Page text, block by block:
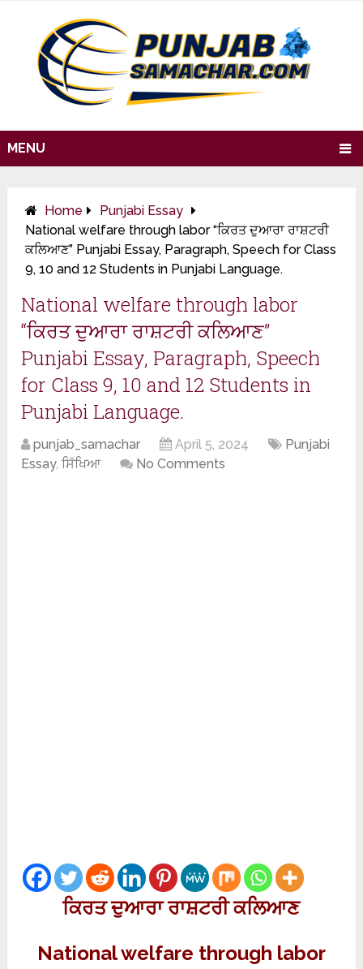
MENU
Home
Punjabi Essay
National welfare through labor “ਕਿਰਤ ਦੁਆਰਾ ਰਾਸ਼ਟਰੀ
ਕਲਿਆਣ” Punjabi Essay, Paragraph, Speech for Class
9, 10 and 12 Students in Punjabi Language.
National welfare through labor
“ਕਿਰਤ ਦੁਆਰਾ ਰਾਸ਼ਟਰੀ ਕਲਿਆਣ”
Punjabi Essay, Paragraph, Speech
for Class 9, 10 and 12 Students in
Punjabi Language.
punjab_samachar April 5, 2024
Punjabi
Essay,ਸਿੱਖਿਆ No Comments
ਕਿਰਤ ਦੁਆਰਾ ਰਾਸ਼ਟਰੀ ਕਲਿਆਣ
National welfare through labor